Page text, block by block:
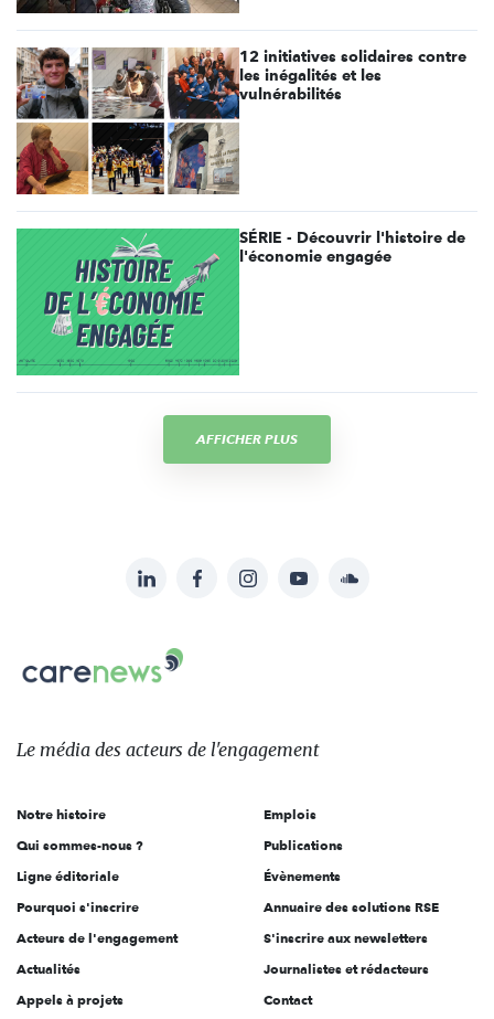
12 initiatives solidaires contre
les inégalités et les
vulnérabilités
SÉRIE - Découvrir l'histoire de
l'économie engagée
AFFICHER PLUS
sur:
LinkedInFacebookInstagramYouTubeSoundcloud
Le
des
l'engagement
Le média des acteurs de l'engagement
Notre histoire
Qui sommes-nous ?
Ligne éditoriale
Pourquoi s'inscrire
Acteurs de l'engagement
Actualités
Appels à projets
Emplois
Publications
Évènements
Annuaire des solutions RSE
S'inscrire aux newsletters
Journalistes et rédacteurs
Contact